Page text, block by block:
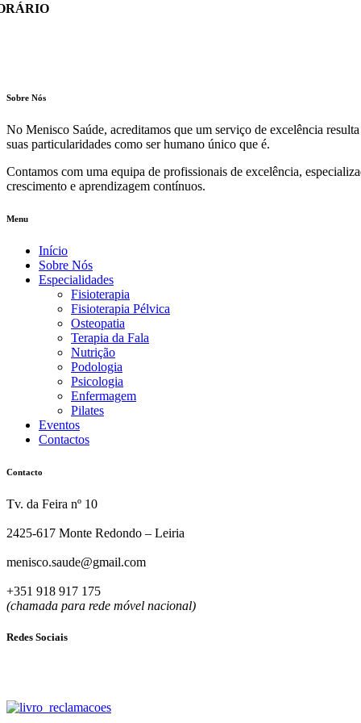
Sobre Nós
No Menisco Saúde, acreditamos que um serviço de excelência
suas particularidades como ser humano único que é.
Contamos com uma equipa de profissionais de excelência,
crescimento e aprendizagem contínuos.
Menu
Início
Sobre Nós
Especialidades
Fisioterapia
Fisioterapia Pélvica
Osteopatia
Terapia da Fala
Nutrição
Podologia
Psicologia
Enfermagem
Pilates
Eventos
Contactos
Contacto
Tv. da Feira nº 10
2425-617 Monte Redondo – Leiria
menisco.saude@gmail.com
+351 918 917 175
(chamada para rede móvel nacional)
Redes Sociais